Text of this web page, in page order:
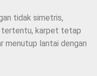
tidak simetris,
tertentu, karpet tetap
menutup lantai dengan